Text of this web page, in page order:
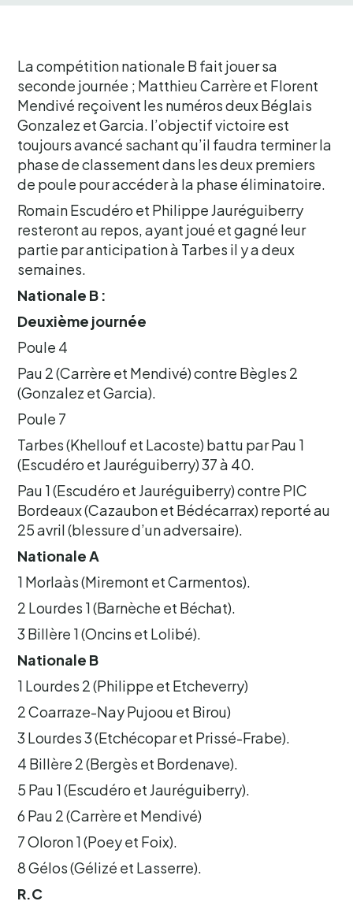
La compétition nationale B fait jouer sa
seconde journée ; Matthieu Carrère et Florent
Mendivé reçoivent les numéros deux Béglais
Gonzalez et Garcia. l’objectif victoire est
toujours avancé sachant qu’il faudra terminer la
phase de classement dans les deux premiers
de poule pour accéder à la phase éliminatoire.
Romain Escudéro et Philippe Jauréguiberry
resteront au repos, ayant joué et gagné leur
partie par anticipation à Tarbes il y a deux
semaines.
Nationale B :
Deuxième journée
Poule 4
Pau 2 (Carrère et Mendivé) contre Bègles 2
(Gonzalez et Garcia).
Poule 7
Tarbes (Khellouf et Lacoste) battu par Pau 1
(Escudéro et Jauréguiberry) 37 à 40.
Pau 1 (Escudéro et Jauréguiberry) contre PIC
Bordeaux (Cazaubon et Bédécarrax) reporté au
25 avril (blessure d’un adversaire).
Nationale A
1 Morlaàs (Miremont et Carmentos).
2 Lourdes 1 (Barnèche et Béchat).
3 Billère 1 (Oncins et Lolibé).
Nationale B
1 Lourdes 2 (Philippe et Etcheverry)
2 Coarraze-Nay Pujoou et Birou)
3 Lourdes 3 (Etchécopar et Prissé-Frabe).
4 Billère 2 (Bergès et Bordenave).
5 Pau 1 (Escudéro et Jauréguiberry).
6 Pau 2 (Carrère et Mendivé)
7 Oloron 1 (Poey et Foix).
8 Gélos (Gélizé et Lasserre).
R.C